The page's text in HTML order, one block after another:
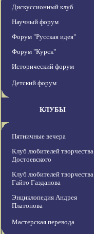
Дискуссионный клуб
Научный форум
Форум "Русская идея"
Форум "Курск"
Исторический форум
Детский форум
КЛУБЫ
Пятничные вечера
Клуб любителей творчества
Достоевского
Клуб любителей творчества
Гайто Газданова
Энциклопедия Андрея
Платонова
Мастерская перевода